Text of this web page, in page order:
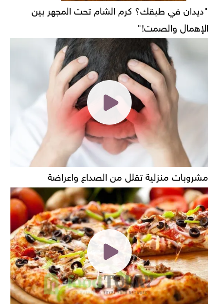
"ديدان في طبقك؟ كرم الشام تحت المجهر بين
الإهمال والصمت!"
مشروبات منزلية تقلل من الصداع واعراضة